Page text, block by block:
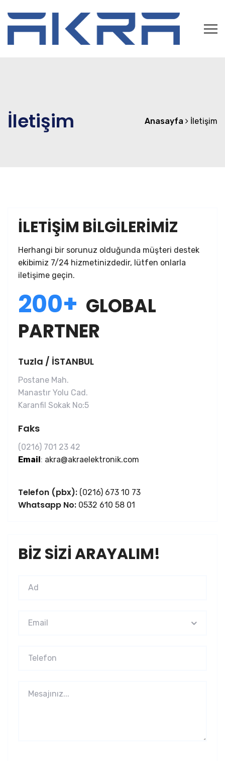
İletişim Anasayfa İletişim
İLETİŞİM BİLGİLERİMİZ
Herhangi bir sorunuz olduğunda müşteri destek
ekibimiz 7/24 hizmetinizdedir, lütfen onlarla
iletişime geçin.
200+ GLOBAL
PARTNER
Tuzla / İSTANBUL
Postane Mah.
Manastır Yolu Cad.
Karanfil Sokak No:5
Faks
(0216) 701 23 42
Email: akra@akraelektronik.com
Telefon (pbx): (0216) 673 10 73
Whatsapp No: 0532 610 58 01
BIZ SIZI ARAYALIM!